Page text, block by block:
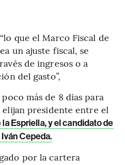
que el Marco Fiscal de
un ajuste fiscal, se
de ingresos o a
del gasto”,
más de 8 días para
presidente entre el
Espriella, y el candidato de
Cepeda.
por la cartera